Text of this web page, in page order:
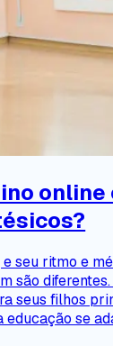
online
seu ritmo e
são
seus filhos
educação se